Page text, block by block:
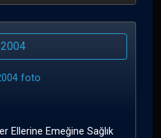
Ellerine Emeğine Sağlık